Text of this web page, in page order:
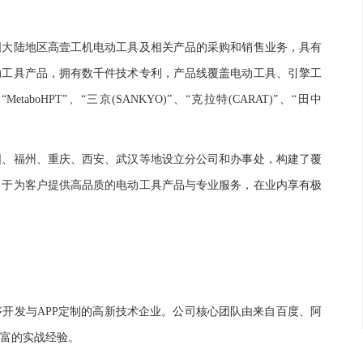
陆地区高壹工机电动工具及相关产品的采购和销售业务，具有
工具产品，拥有数千件技术专利，产品线覆盖电动工具、引擎工
、“三京(SANKYO)”、“克拉特(CARAT)”、“田中
福州、重庆、西安、武汉等地设立分公司和办事处，构建了覆
为客户提供高品质的电动工具产品与专业服务，在业内享有极
开发与APP定制的高新技术企业。公司核心团队由来自百度、阿
的实战经验。